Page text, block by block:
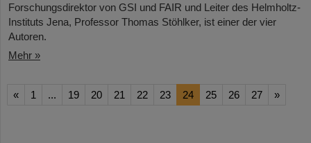
Forschungsdirektor von GSI und FAIR und Leiter des Helmholtz-
Instituts Jena, Professor Thomas Stöhlker, ist einer der vier
Autoren.
Mehr »
« 1 ... 19 20 21 22 23 24 25 26 27 »